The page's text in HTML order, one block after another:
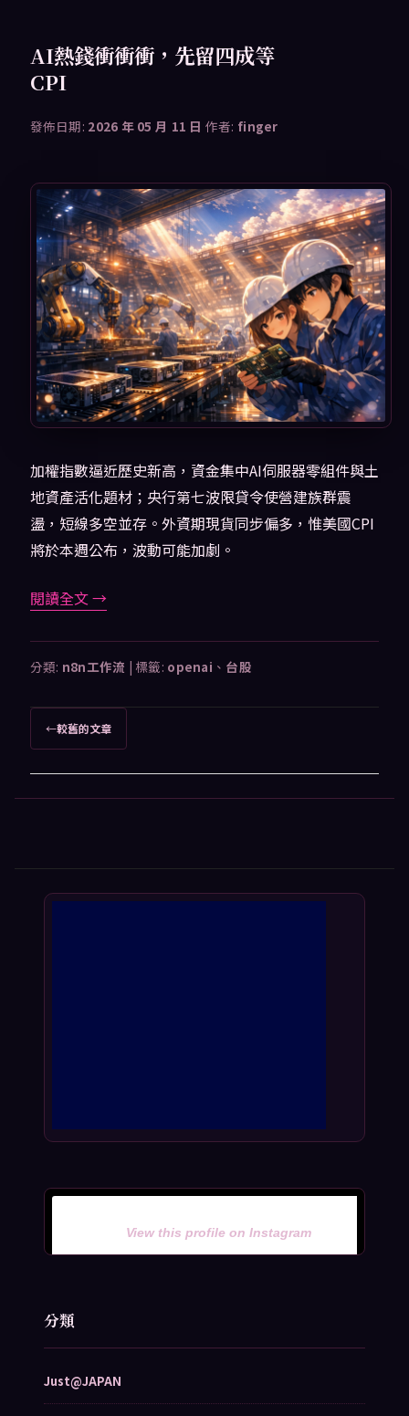
AI熱錢衝衝衝，先留四成等
CPI
發佈日期: 2026 年 05 月 11 日 作者: finger
加權指數逼近歷史新高，資金集中AI伺服器零組件與土
地資產活化題材；央行第七波限貸令使營建族群震
盪，短線多空並存。外資期現貨同步偏多，惟美國CPI
將於本週公布，波動可能加劇。
閱讀全文→
分類: n8n工作流 | 標籤: openai 、 台股
章
導
覽
←較舊的文章
View this profile on Instagram
分類
Just@JAPAN